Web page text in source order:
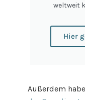
weltweit
Hier
Außerdem